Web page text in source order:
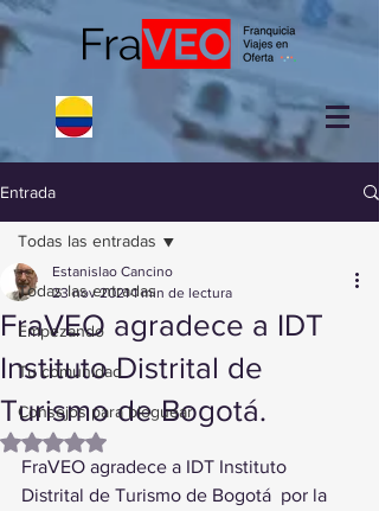
Entrada
Todas las entradas
Empezando
Tu comunidad
Consejos para bloguear
Todas las entradas
FraVEO agradece a IDT
Instituto Distrital de
Turismo de Bogotá.
Estanislao Cancino
23 nov 2021 1 min de lectura
Obtuvo NaN de 5 estrellas.
FraVEO agradece a IDT Instituto
Distrital de Turismo de Bogotá
  por la